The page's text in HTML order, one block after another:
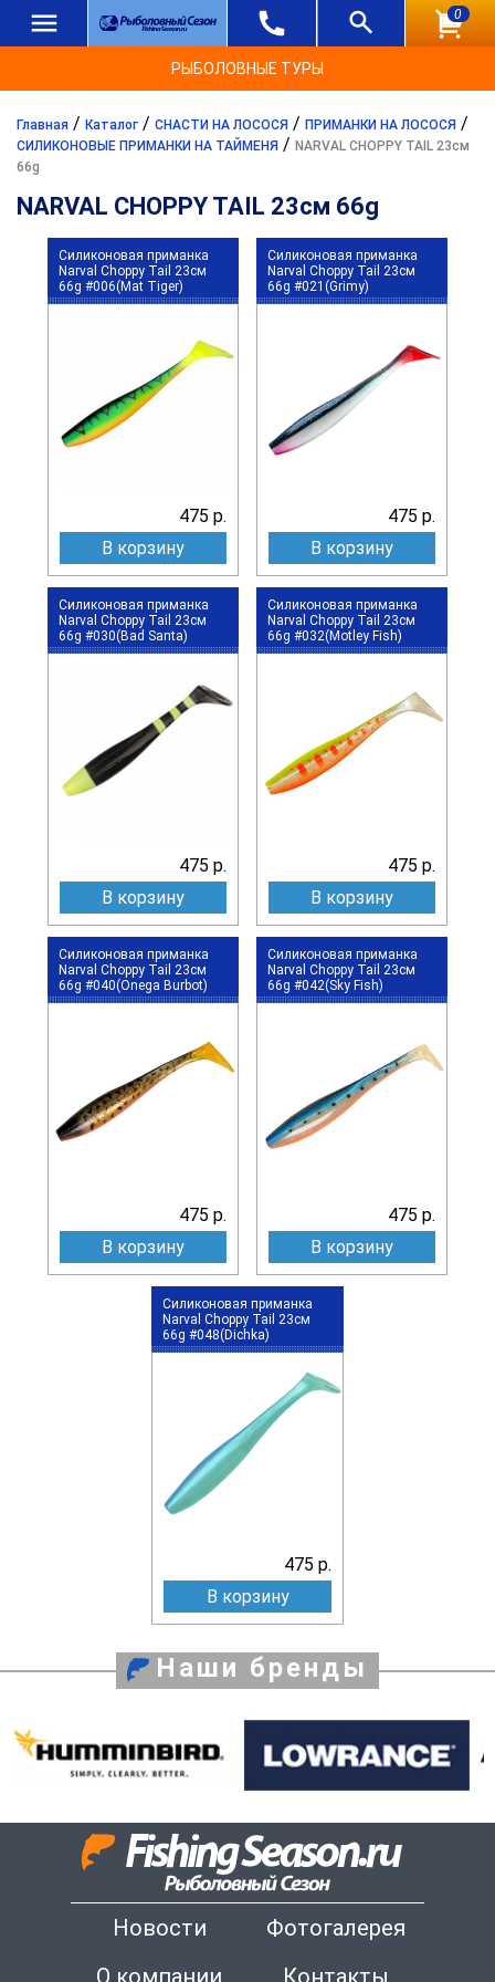
0
РЫБОЛОВНЫЕ ТУРЫ
Главная / Каталог / СНАСТИ НА ЛОСОСЯ / ПРИМАНКИ НА ЛОСОСЯ /
СИЛИКОНОВЫЕ ПРИМАНКИ НА ТАЙМЕНЯ / NARVAL CHOPPY TAIL 23см
66g
NARVAL CHOPPY TAIL 23см 66g
Силиконовая приманка
Narval Choppy Tail 23см
66g #006(Mat Tiger)
475 р.
В корзину
Силиконовая приманка
Narval Choppy Tail 23см
66g #021(Grimy)
475 р.
В корзину
Силиконовая приманка
Narval Choppy Tail 23см
66g #030(Bad Santa)
475 р.
В корзину
Силиконовая приманка
Narval Choppy Tail 23см
66g #032(Motley Fish)
475 р.
В корзину
Силиконовая приманка
Narval Choppy Tail 23см
66g #040(Onega Burbot)
475 р.
В корзину
Силиконовая приманка
Narval Choppy Tail 23см
66g #042(Sky Fish)
475 р.
В корзину
Силиконовая приманка
Narval Choppy Tail 23см
66g #048(Dichka)
475 р.
В корзину
Наши бренды
Новости
Фотогалерея
О компании
Контакты